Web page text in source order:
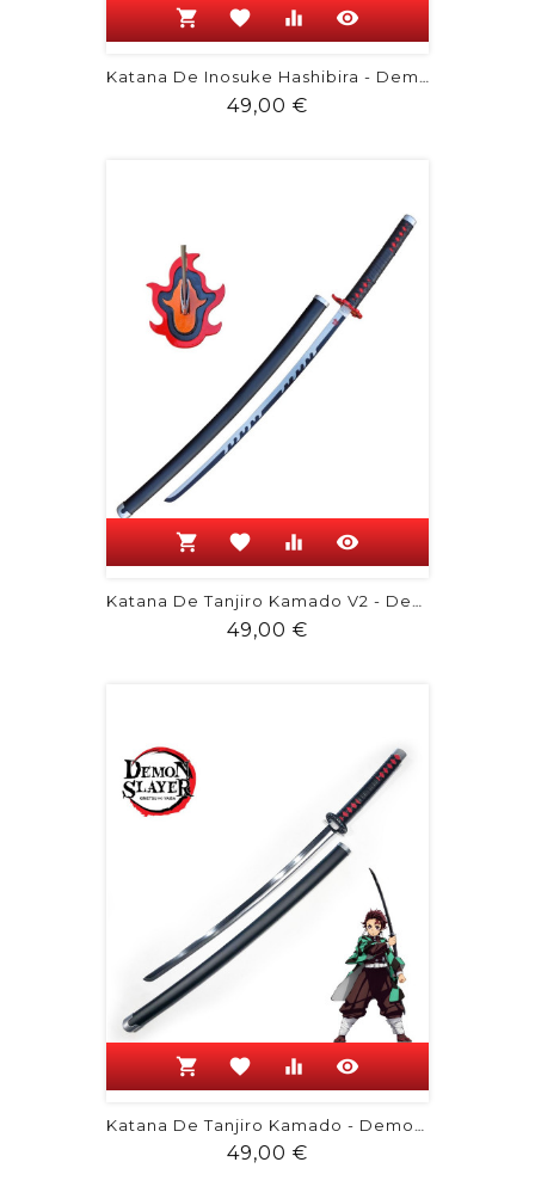
shopping_cart favorite equalizer visibility
Katana De Inosuke Hashibira - Demon...
49,00 €
shopping_cart favorite equalizer visibility
Katana De Tanjiro Kamado V2 - Demon...
49,00 €
shopping_cart favorite equalizer visibility
Katana De Tanjiro Kamado - Demon Slayer
49,00 €